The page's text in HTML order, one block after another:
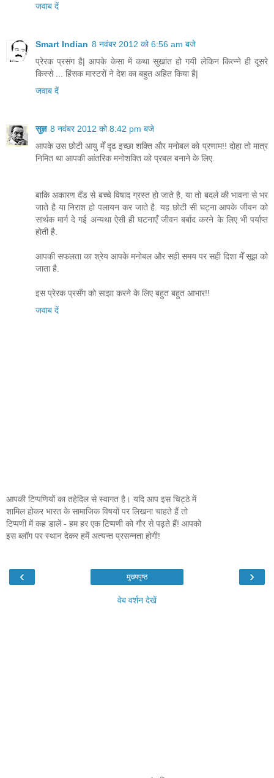
जवाब दें
Smart Indian 8 नवंबर 2012 को 6:56 am बजे
प्रेरक प्रसंग है| आपके केसा में कथा सुखांत हो गयी लेकिन कित्न्ने ही दूसरे
किस्से ... हिंसक मास्टरों ने देश का बहुत अहित किया है|
जवाब दें
सुज्ञ 8 नवंबर 2012 को 8:42 pm बजे
आपके उस छोटी आयु मेँ दृढ इच्छा शक्ति और मनोबल को प्रणाम!! दोहा तो मात्र
निमित था आपकी आंतरिक मनोशक्ति को प्रबल बनाने के लिए.
बाकि अकारण दँड से बच्चे विषाद ग्रस्त हो जाते है, या तो बदले की भावना से भर
जाते है या निराश हो पलायन कर जाते है. यह छोटी सी घट्ना आपके जीवन को
सार्थक मार्ग दे गई अन्यथा ऐसी ही घटनाएँ जीवन बर्बाद करने के लिए भी पर्याप्त
होती है.
आपकी सफलता का श्रेय आपके मनोबल और सही समय पर सही दिशा मेँ सूझ को
जाता है.
इस प्रेरक प्रसँग को साझा करने के लिए बहुत बहुत आभार!!
जवाब दें
आपकी टिप्पणियों का तहेदिल से स्वागत है। यदि आप इस चिट्ठे में
शामिल होकर भारत के सामाजिक विषयों पर लिखना चाहते हैं तो
टिप्पणी में कह डालें - हम हर एक टिप्पणी को गौर से पढ़ते हैं! आपको
इस ब्लॉग पर स्थान देकर हमें अत्यन्त प्रसन्नता होगी!
‹ ›
मुख्यपृष्ठ
वेब वर्शन देखें